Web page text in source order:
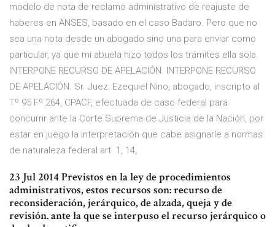
modelo de nota de reclamo administrativo de reajuste de
haberes en ANSES, basado en el caso Badaro. Pero que no
sea una nota desde un abogado sino una para enviar como
particular, ya que mi abuela hizo todos los trámites ella sola.
INTERPONE RECURSO DE APELACIÓN. INTERPONE RECURSO
DE APELACIÓN. Sr. Juez: Ezequiel Nino, abogado, inscripto al
Tº 95 Fº 264, CPACF, efectuada de caso federal para
concurrir ante la Corte Suprema de Justicia de la Nación, por
estar en juego la interpretación que cabe asignarle a normas
de naturaleza federal art. 1, 14,
23 Jul 2014 Previstos en la ley de procedimientos
administrativos, estos recursos son: recurso de
reconsideración, jerárquico, de alzada, queja y de
revisión. ante la que se interpuso el recurso jerárquico o